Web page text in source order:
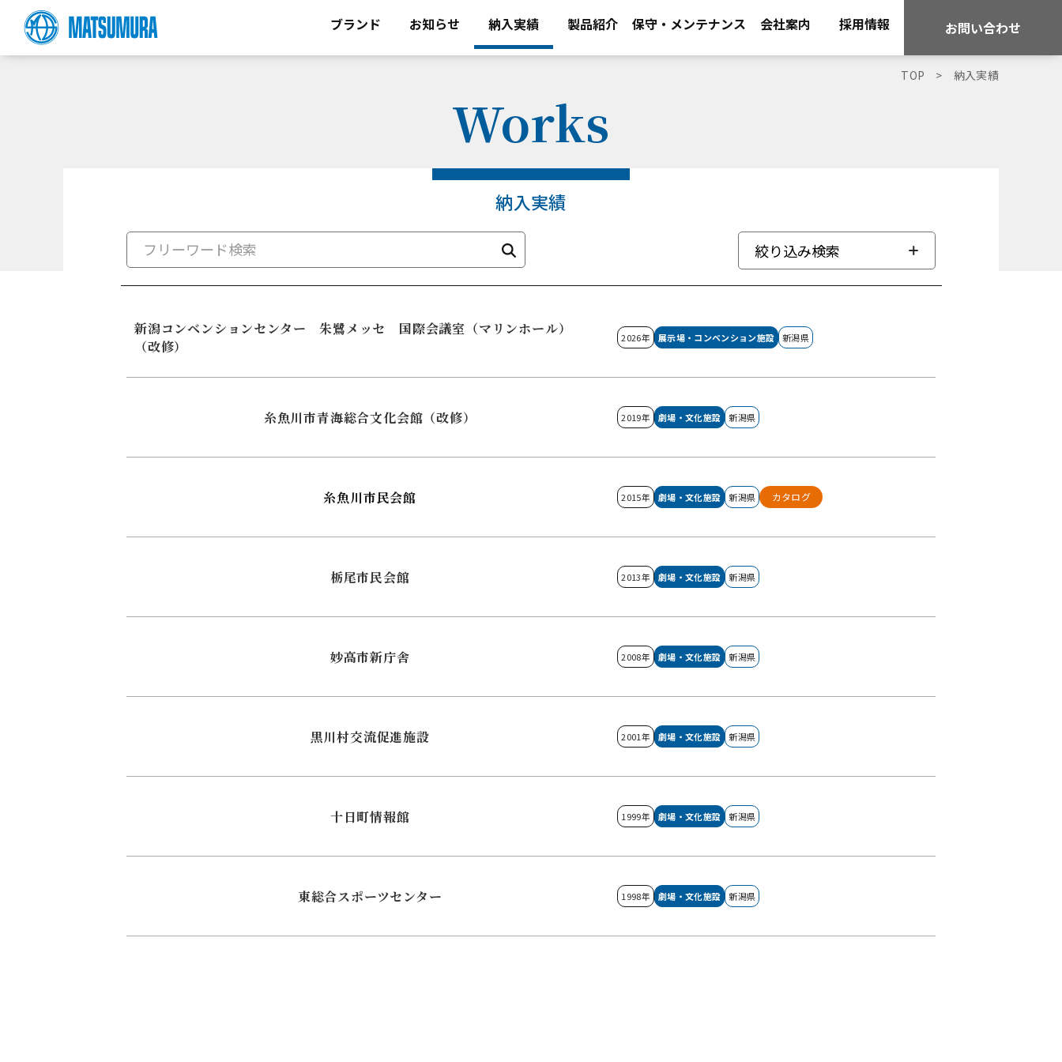
ブランド お知らせ 納入実績 製品紹介 保守・メンテナンス 会社案内 採用情報 お問い合わせ
TOP 納入実績
Works
納入実績
絞り込み検索
新潟コンベンションセンター 朱鷺メッセ 国際会議室（マリンホール）
（改修）
2026年 展示場・コンベンション施設 新潟県
糸魚川市青海総合文化会館（改修） 2019年 劇場・文化施設 新潟県
糸魚川市民会館 2015年 劇場・文化施設 新潟県 カタログ
栃尾市民会館 2013年 劇場・文化施設 新潟県
妙高市新庁舎 2008年 劇場・文化施設 新潟県
黒川村交流促進施設 2001年 劇場・文化施設 新潟県
十日町情報館 1999年 劇場・文化施設 新潟県
東総合スポーツセンター 1998年 劇場・文化施設 新潟県